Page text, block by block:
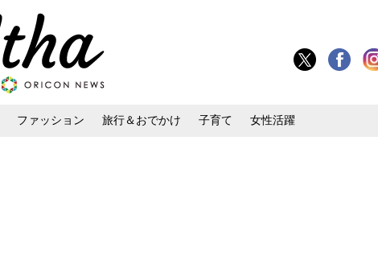
ファッション 旅行＆おでかけ 子育て 女性活躍